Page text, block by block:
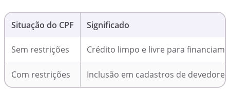
Situação do CPF Significado
Sem restrições Crédito limpo e livre para
Com restrições Inclusão em cadastros de